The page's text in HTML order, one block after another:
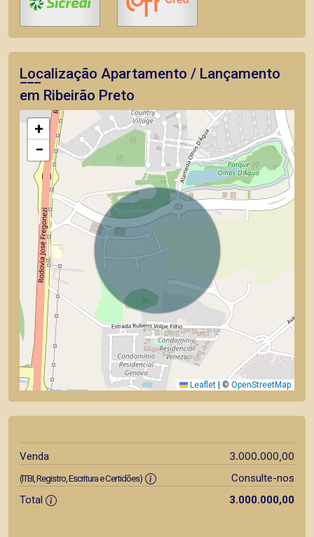
Localização Apartamento / Lançamento
em Ribeirão Preto
+
−
Leaflet © OpenStreetMap
Venda 3.000.000,00
(ITBI, Registro, Escritura e Certidões)
Consulte-nos
Total
3.000.000,00